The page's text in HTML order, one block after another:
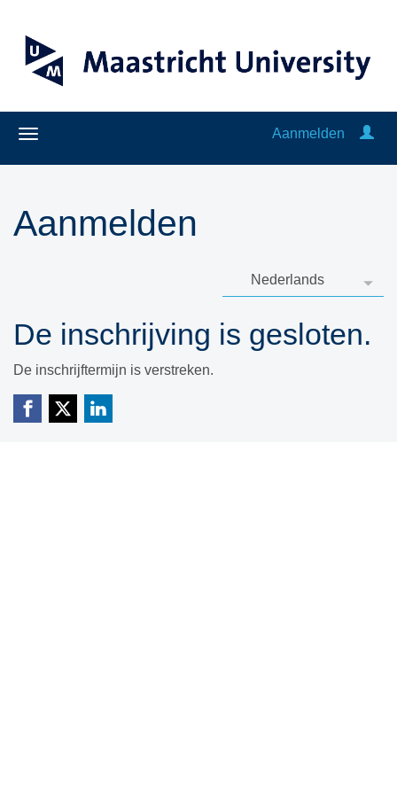
Aanmelden
Aanmelden
De inschrijving is gesloten.
De inschrijftermijn is verstreken.